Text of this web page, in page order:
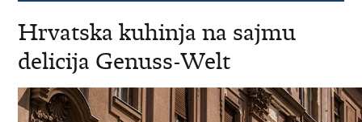
Hrvatska kuhinja na sajmu
delicija Genuss-Welt